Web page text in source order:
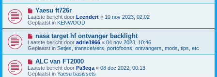
i
c
h
t
w
e
r
i
c
h
t
N
i
e
u
b
e
r
i
c
h
t
Yaesu ft726r
Laatste bericht door Leendert « 10 nov 2023, 02:02
Geplaatst in KENWOOD
N
i
e
u
w
b
e
r
nasa target hf ontvanger backlight
Laatste bericht door adrie1966 « 04 nov 2023, 10:46
Geplaatst in Setjes, transceivers, portofoons, ontvangers, mods, tips, etc
N
i
e
ALC van FT2000
Laatste bericht door Pa3eqa « 08 dec 2022, 00:13
Geplaatst in Yaesu basissets